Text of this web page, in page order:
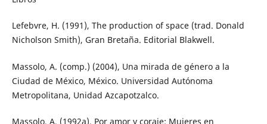
Lefebvre, H. (1991), The production of space (trad. Donald
Nicholson Smith), Gran Bretaña. Editorial Blakwell.
Massolo, A. (comp.) (2004), Una mirada de género a la
Ciudad de México, México. Universidad Autónoma
Metropolitana, Unidad Azcapotzalco.
Massolo, A. (1992a), Por amor y coraje: Mujeres en